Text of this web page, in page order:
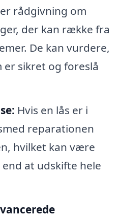
rådgivning om
der kan række fra
De kan vurdere,
sikret og foreslå
Hvis en lås er i
reparationen
hvilket kan være
at udskifte hele